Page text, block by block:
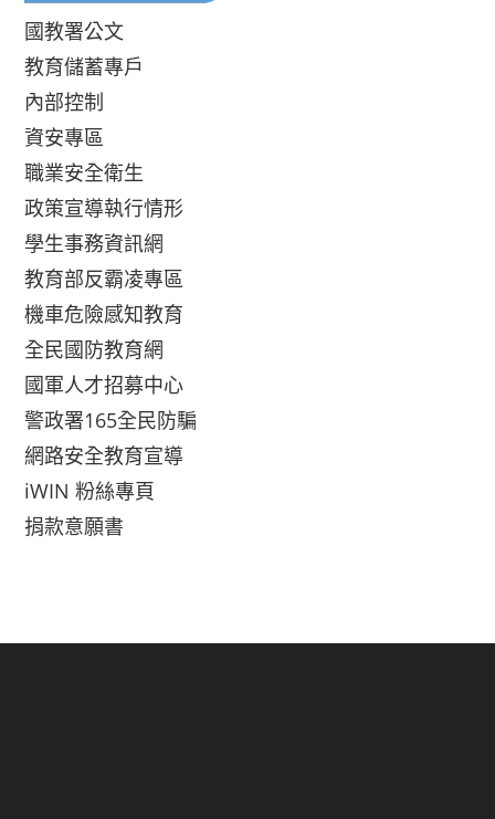
國教署公文
教育儲蓄專戶
內部控制
資安專區
職業安全衛生
政策宣導執行情形
學生事務資訊網
教育部反霸凌專區
機車危險感知教育
全民國防教育網
國軍人才招募中心
警政署165全民防騙
網路安全教育宣導
iWIN 粉絲專頁
捐款意願書